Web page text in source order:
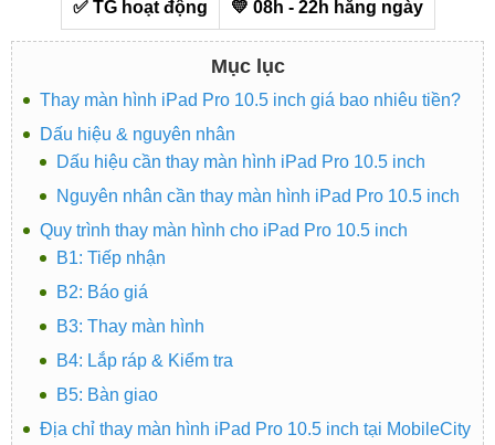
✅ TG hoạt động 💛 08h - 22h hằng ngày
Mục lục
Thay màn hình iPad Pro 10.5 inch giá bao nhiêu tiền?
Dấu hiệu & nguyên nhân
Dấu hiệu cần thay màn hình iPad Pro 10.5 inch
Nguyên nhân cần thay màn hình iPad Pro 10.5 inch
Quy trình thay màn hình cho iPad Pro 10.5 inch
B1: Tiếp nhận
B2: Báo giá
B3: Thay màn hình
B4: Lắp ráp & Kiểm tra
B5: Bàn giao
Địa chỉ thay màn hình iPad Pro 10.5 inch tại MobileCity